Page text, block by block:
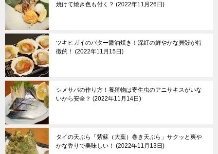
焼けて焼き色も付く？
2022年11月26日
ツキヒガイのバター醤油焼き！深紅の鮮やかな貝殻が特
徴的！
2022年11月15日
シメサバの作り方！養殖物は寄生虫のアニサキスがいな
いから安全？
2022年11月14日
タイの天ぷら「紫蘇（大葉）巻き天ぷら」サクッと爽や
かな香りで美味しい！
2022年11月13日